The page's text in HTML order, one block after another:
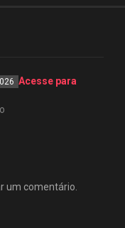
Acesse para
um comentário.